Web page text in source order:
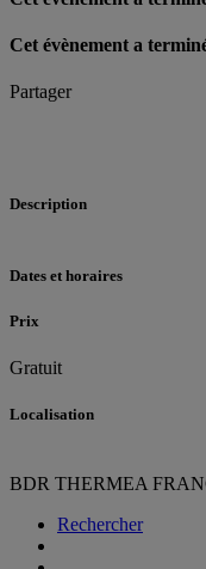
Cet évènement a
Partager
Description
Dates et horaires
Prix
Gratuit
Localisation
BDR THERMEA
Rechercher